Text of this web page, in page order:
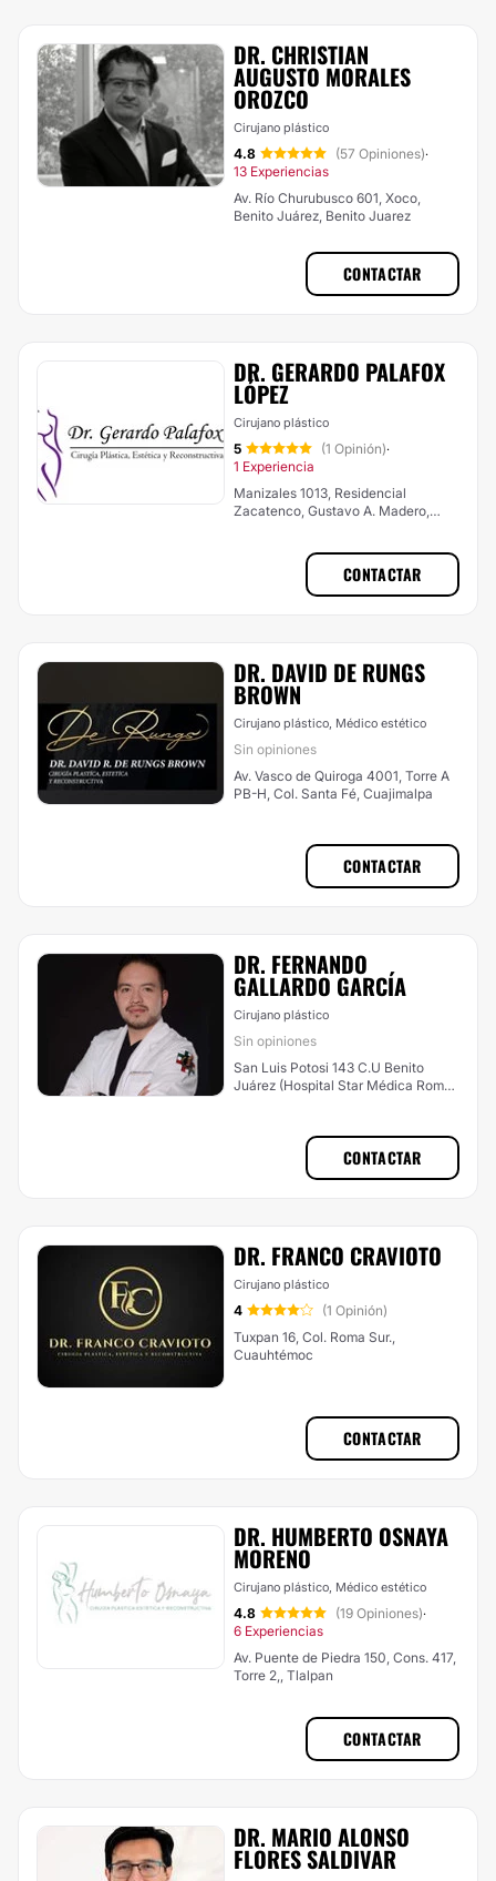
DR. CHRISTIAN
AUGUSTO MORALES
OROZCO
Cirujano plástico
4.8 (57 Opiniones)·
13 Experiencias
Av. Río Churubusco 601, Xoco,
Benito Juárez, Benito Juarez
CONTACTAR
DR. GERARDO PALAFOX
LÓPEZ
Cirujano plástico
5 (1 Opinión)·
1 Experiencia
Manizales 1013, Residencial
Zacatenco, Gustavo A. Madero,
CONTACTAR
DR. DAVID DE RUNGS
BROWN
Cirujano plástico, Médico estético
Sin opiniones
Av. Vasco de Quiroga 4001, Torre A
PB-H, Col. Santa Fé, Cuajimalpa
CONTACTAR
DR. FERNANDO
GALLARDO GARCÍA
Cirujano plástico
Sin opiniones
San Luis Potosi 143 C.U Benito
Juárez (Hospital Star Médica Roma),
CONTACTAR
DR. FRANCO CRAVIOTO
Cirujano plástico
4
(1 Opinión)
Tuxpan 16, Col. Roma Sur.,
Cuauhtémoc
CONTACTAR
DR. HUMBERTO OSNAYA
MORENO
Cirujano plástico, Médico estético
4.8 (19 Opiniones)·
6 Experiencias
Av. Puente de Piedra 150, Cons. 417,
Torre 2,, Tlalpan
CONTACTAR
DR. MARIO ALONSO
FLORES SALDIVAR